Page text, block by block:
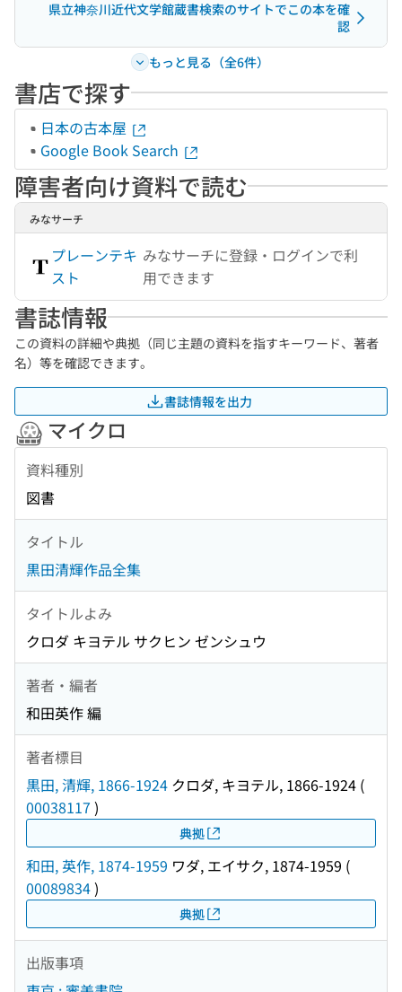
県立神奈川近代文学館蔵書検索のサイトでこの本を確
認
もっと見る（全6件）
書店で探す
日本の古本屋
Google Book Search
障害者向け資料で読む
みなサーチ
プレーンテキ
スト
みなサーチに登録・ログインで利
用できます
書誌情報
この資料の詳細や典拠（同じ主題の資料を指すキーワード、著者
名）等を確認できます。
書誌情報を出力
マイクロ
資料種別
図書
タイトル
黒田清輝作品全集
タイトルよみ
クロダ キヨテル サクヒン ゼンシュウ
著者・編者
和田英作 編
著者標目
黒田, 清輝, 1866-1924 クロダ, キヨテル, 1866-1924 (
00038117 )
典拠
和田, 英作, 1874-1959 ワダ, エイサク, 1874-1959 (
00089834)
典拠
出版事項